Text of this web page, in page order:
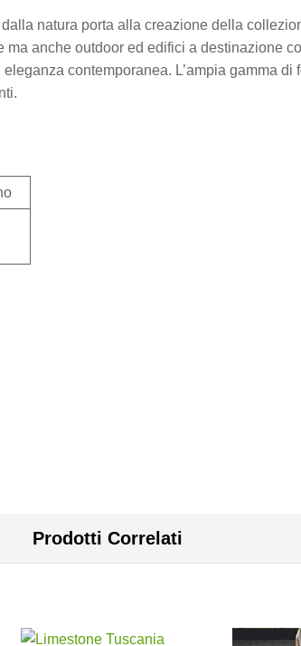
natura porta alla creazione della
anche outdoor ed edifici a destinazione
contemporanea. L’ampia gamma
Prodotti Correlati